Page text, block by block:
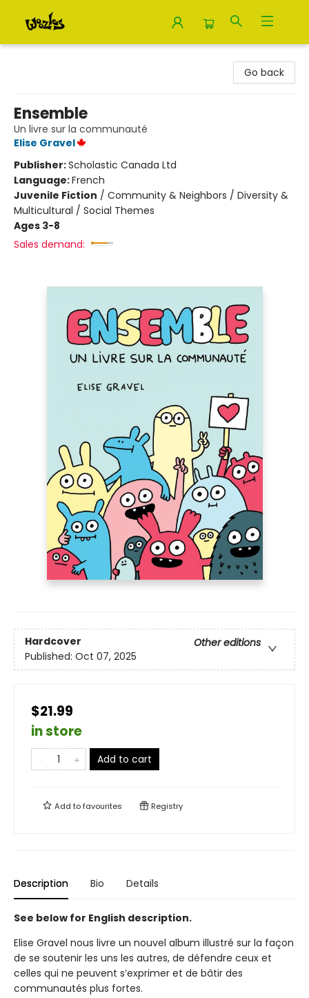
Go back
Ensemble
Un livre sur la communauté
Elise Gravel
Publisher:Scholastic Canada Ltd
Language:French
Juvenile Fiction / Community & Neighbors / Diversity &
Multicultural / Social Themes
Ages 3-8
Sales demand:
Hardcover
Other editions
Published: Oct 07, 2025
$21.99
in store
Add to cart
Add tofavourites Registry
Description Bio Details
See below for English description.
Elise Gravel nous livre un nouvel album illustré sur la façon
de se soutenir les uns les autres, de défendre ceux et
celles qui ne peuvent s’exprimer et de bâtir des
communautés plus fortes.